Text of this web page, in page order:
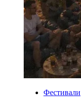
Фестивали